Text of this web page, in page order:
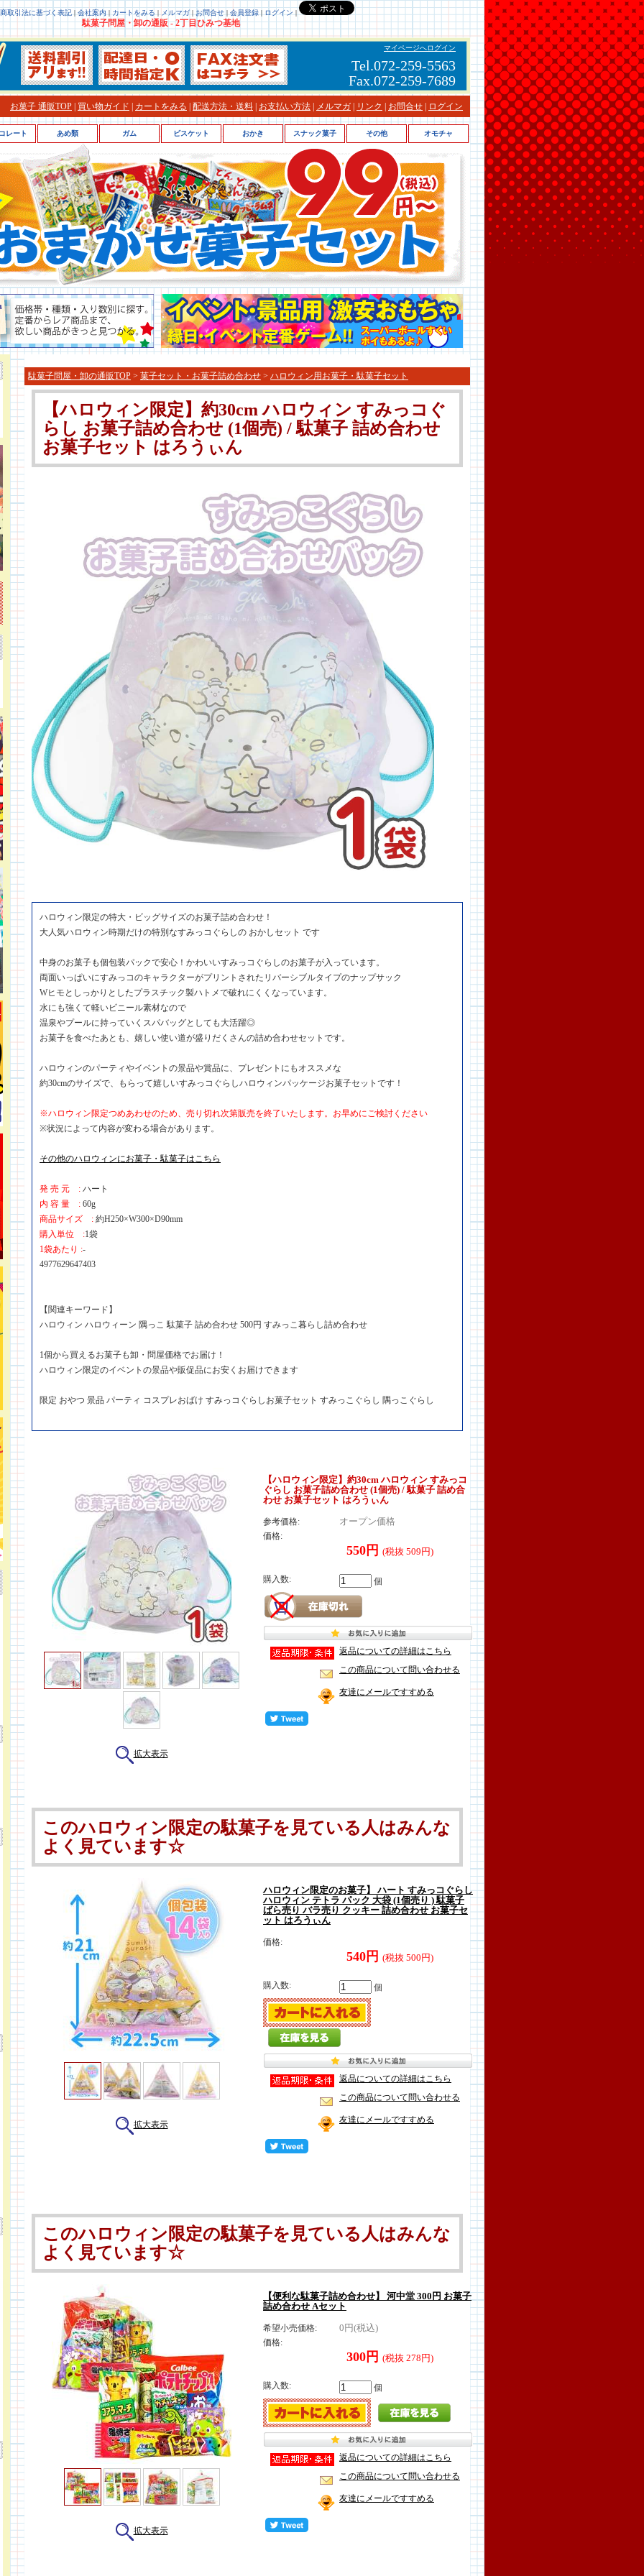
取引法に基づく表記 | 会社案内 | カートをみる | メルマガ| お問合せ| 会員登録| ログイン |
駄菓子問屋・卸の通販 - 2丁目ひみつ基地
マイページへログイン
Tel.072-259-5563
Fax.072-259-7689
お菓子 通販TOP 買い物ガイド カートをみる 配送方法・送料 お支払い方法 メルマガ リンク お問合せ ログイン
駄菓子問屋・卸の通販TOP > 菓子セット・お菓子詰め合わせ > ハロウィン用お菓子・駄菓子セット
【ハロウィン限定】約30cm ハロウィン すみっコぐ
らし お菓子詰め合わせ (1個売) / 駄菓子 詰め合わせ
お菓子セット はろうぃん
ハロウィン限定の特大・ビッグサイズのお菓子詰め合わせ！
大人気ハロウィン時期だけの特別なすみっコぐらしの おかしセット です
中身のお菓子も個包装パックで安心！かわいいすみっコぐらしのお菓子が入っています。
両面いっぱいにすみっコのキャラクターがプリントされたリバーシブルタイプのナップサック
Wヒモとしっかりとしたプラスチック製ハトメで破れにくくなっています。
水にも強くて軽いビニール素材なので
温泉やプールに持っていくスパバッグとしても大活躍◎
お菓子を食べたあとも、嬉しい使い道が盛りだくさんの詰め合わせセットです。
ハロウィンのパーティやイベントの景品や賞品に、プレゼントにもオススメな
約30cmのサイズで、もらって嬉しいすみっコぐらしハロウィンパッケージお菓子セットです！
※ハロウィン限定つめあわせのため、売り切れ次第販売を終了いたします。お早めにご検討ください
※状況によって内容が変わる場合があります。
その他のハロウィンにお菓子・駄菓子はこちら
発 売 元 : ハート
内 容 量 : 60g
商品サイズ : 約H250×W300×D90mm
購入単位 :1袋
1袋あたり :-
4977629647403
【関連キーワード】
ハロウィン ハロウィーン 隅っこ 駄菓子 詰め合わせ 500円 すみっこ暮らし詰め合わせ
1個から買えるお菓子も卸・問屋価格でお届け！
ハロウィン限定のイベントの景品や販促品にお安くお届けできます
限定 おやつ 景品 パーティ コスプレおばけ すみっコぐらしお菓子セット すみっこぐらし 隅っこぐらし
拡大表示
【ハロウィン限定】約30cm ハロウィン すみっコ
ぐらし お菓子詰め合わせ (1個売) / 駄菓子 詰め合
わせ お菓子セット はろうぃん
参考価格: オープン価格
価格:
550円 (税抜 509円)
購入数: 個
返品についての詳細はこちら
この商品について問い合わせる
友達にメールですすめる
このハロウィン限定の駄菓子を見ている人はみんな
よく見ています☆
拡大表示
ハロウィン限定のお菓子】 ハート すみっコぐらし
ハロウィン テトラ パック 大袋 (1個売り ) 駄菓子
ばら売り バラ売り クッキー 詰め合わせ お菓子セ
ット はろうぃん
価格:
540円 (税抜 500円)
購入数: 個
返品についての詳細はこちら
この商品について問い合わせる
友達にメールですすめる
このハロウィン限定の駄菓子を見ている人はみんな
よく見ています☆
拡大表示
【便利な駄菓子詰め合わせ】 河中堂 300円 お菓子
詰め合わせ Aセット
希望小売価格: 0円(税込)
価格:
300円 (税抜 278円)
購入数: 個
返品についての詳細はこちら
この商品について問い合わせる
友達にメールですすめる